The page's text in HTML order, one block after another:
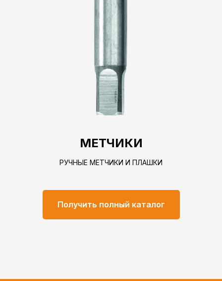
МЕТЧИКИ
РУЧНЫЕ МЕТЧИКИ И ПЛАШКИ
Получить полный каталог